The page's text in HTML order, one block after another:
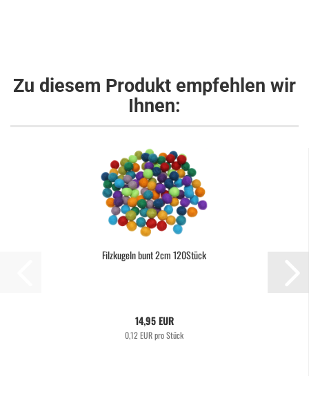
Zu diesem Produkt empfehlen wir
Ihnen:
Filzkugeln bunt 2cm 120Stück
14,95 EUR
0,12 EUR pro Stück